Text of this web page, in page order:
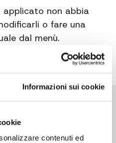
Informazioni sui cookie
contenuti ed
non abbia
o fare una
dal menù.